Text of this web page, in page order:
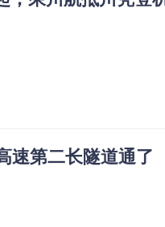
速第二长隧道通了